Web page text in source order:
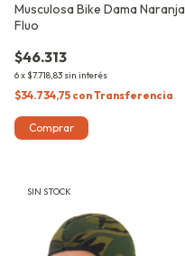
Musculosa Bike Dama Naranja
Fluo
$46.313
6x $7.718,83 sin interés
$34.734,75 conTransferencia
Comprar
SIN STOCK